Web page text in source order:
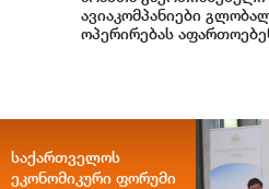
ავიაკომპანიები
ოპერირებას
საქართველოს
ეკონომიკური ფორუმი